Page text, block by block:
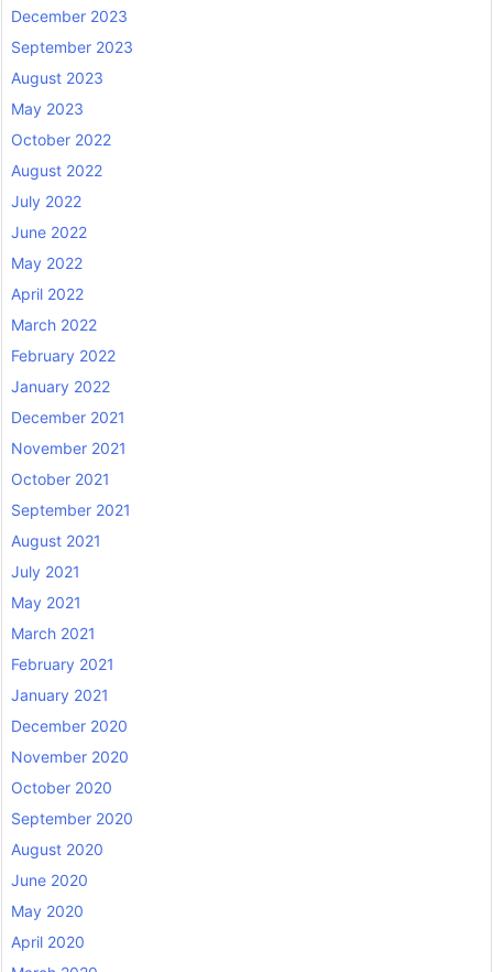
December 2023
September 2023
August 2023
May 2023
October 2022
August 2022
July 2022
June 2022
May 2022
April 2022
March 2022
February 2022
January 2022
December 2021
November 2021
October 2021
September 2021
August 2021
July 2021
May 2021
March 2021
February 2021
January 2021
December 2020
November 2020
October 2020
September 2020
August 2020
June 2020
May 2020
April 2020